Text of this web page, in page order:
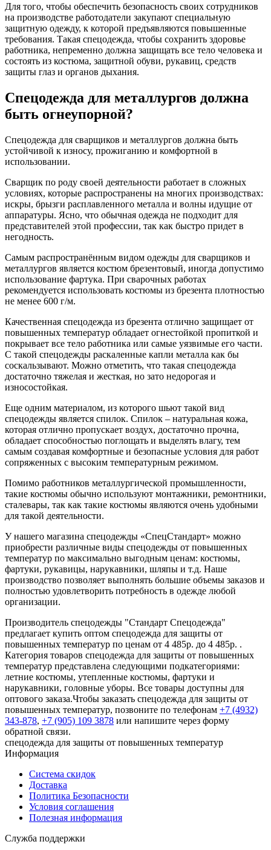
Для того, чтобы обеспечить безопасность своих сотрудников
на производстве работодатели закупают специальную
защитную одежду, к которой предъявляются повышенные
требования. Такая спецодежда, чтобы сохранить здоровье
работника, непременно должна защищать все тело человека и
состоять из костюма, защитной обуви, рукавиц, средств
защиты глаз и органов дыхания.
Спецодежда для металлургов должна
быть огнеупорной?
Спецодежда для сварщиков и металлургов должна быть
устойчивой к износу, прожиганию и комфортной в
использовании.
Сварщик по роду своей деятельности работает в сложных
условиях, которые распространены на многих производствах:
искры, брызги расплавленного металла и волны идущие от
аппаратуры. Ясно, что обычная одежда не подходит для
представителей этой профессии, так как быстро придет в
негодность.
Самым распространённым видом одежды для сварщиков и
металлургов является костюм брезентовый, иногда допустимо
использование фартука. При сварочных работах
рекомендуется использовать костюмы из брезента плотностью
не менее 600 г/м.
Качественная спецодежда из брезента отлично защищает от
повышенных температур обладает огнестойкой пропиткой и
покрывает все тело работника или самые уязвимые его части.
С такой спецодежды раскаленные капли металла как бы
соскальзывают. Можно отметить, что такая спецодежда
достаточно тяжелая и жесткая, но зато недорогая и
износостойкая.
Еще одним материалом, из которого шьют такой вид
спецодежды является спилок. Спилок – натуральная кожа,
которая отлично пропускает воздух, достаточно прочна,
обладает способностью поглощать и выделять влагу, тем
самым создавая комфортные и безопасные условия для работ
сопряженных с высоким температурным режимом.
Помимо работников металлургической промышленности,
такие костюмы обычно используют монтажники, ремонтники,
сталевары, так как такие костюмы являются очень удобными
для такой деятельности.
У нашего магазина спецодежды «СпецСтандарт» можно
приобрести различные виды спецодежды от повышенных
температур по максимально выгодным ценам: костюмы,
фартуки, рукавицы, нарукавники, шляпы и т.д. Наше
производство позволяет выполнять большие объемы заказов и
полностью удовлетворить потребность в одежде любой
организации.
Производитель спецодежды "Стандарт Спецодежда"
предлагает купить оптом спецодежда для защиты от
повышенных температур по ценам от 4 485р. до 4 485р. .
Категория товаров спецодежда для защиты от повышенных
температур представлена следующими подкатегориями:
летние костюмы, утепленные костюмы, фартуки и
нарукавники, головные уборы. Все товары доступны для
оптового заказа.Чтобы заказать спецодежда для защиты от
повышенных температур, позвоните по телефонам +7 (4932)
343-878, +7 (905) 109 3878 или напишите через форму
обратной связи.
спецодежда для защиты от повышенных температур
Информация
Система скидок
Доставка
Политика Безопасности
Условия соглашения
Полезная информация
Служба поддержки